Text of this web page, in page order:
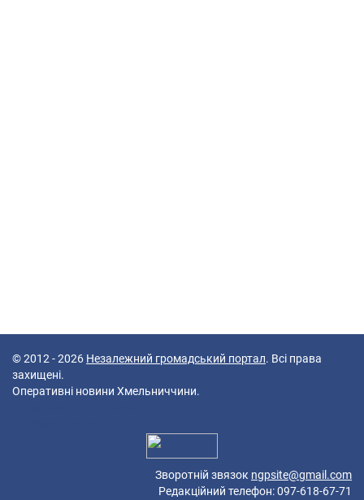
© 2012 - 2026 Незалежний громадський портал. Всі права
захищені.
Оперативні новини Хмельниччини.
Зворотній звязок ngpsite@gmail.com
Редакційний телефон: 097-618-67-71